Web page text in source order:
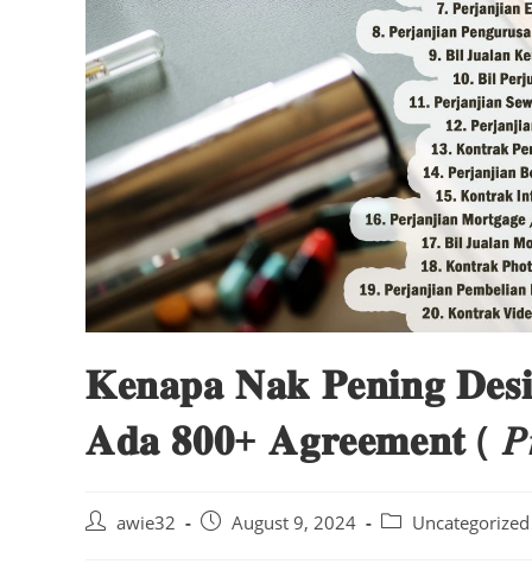
𝐊𝐞𝐧𝐚𝐩𝐚 𝐍𝐚𝐤 𝐏𝐞𝐧𝐢𝐧𝐠
𝐀𝐝𝐚 𝟖𝟎𝟎+ 𝐀𝐠𝐫𝐞𝐞𝐦𝐞𝐧𝐭 (
Postawie32
PostAugust 9, 2024
Post Uncategorized